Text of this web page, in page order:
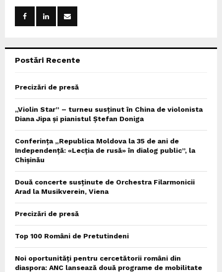
Postări Recente
Precizări de presă
„Violin Star” – turneu susținut în China de violonista
Diana Jipa și pianistul Ștefan Doniga
Conferința „Republica Moldova la 35 de ani de
Independență: «Lecția de rusă» în dialog public”, la
Chișinău
Două concerte susținute de Orchestra Filarmonicii
Arad la Musikverein, Viena
Precizări de presă
Top 100 Români de Pretutindeni
Noi oportunități pentru cercetătorii români din
diaspora: ANC lansează două programe de mobilitate